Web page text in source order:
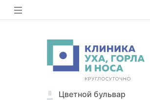
Цветной бульвар